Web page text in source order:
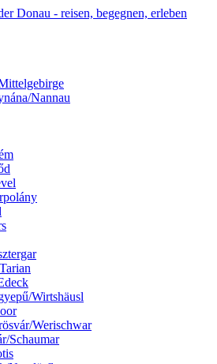
Donau - reisen, begegnen, erleben
Nannau
Wirtshäusl
Werischwar
Schaumar